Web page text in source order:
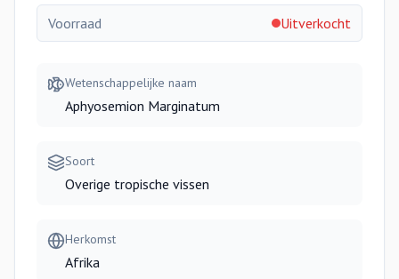
Voorraad Uitverkocht
Wetenschappelijke naam
Aphyosemion Marginatum
Soort
Overige tropische vissen
Herkomst
Afrika